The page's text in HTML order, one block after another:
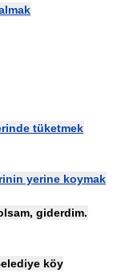
tüketmek
yerine koymak
giderdim.
köy